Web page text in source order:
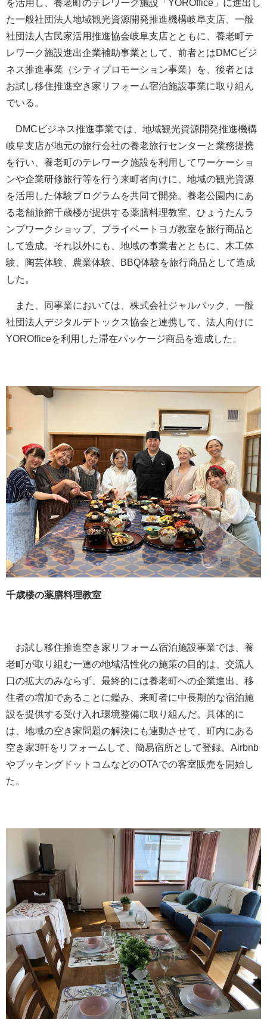
を活用し、養老町のテレワーク施設「YOROffice」に進出し
た一般社団法人地域観光資源開発推進機構岐阜支店、一般
社団法人古民家活用推進協会岐阜支店とともに、養老町テ
レワーク施設進出企業補助事業として、前者とはDMCビジ
ネス推進事業（シティプロモーション事業）を、後者とは
お試し移住推進空き家リフォーム宿泊施設事業に取り組ん
でいる。
DMCビジネス推進事業では、地域観光資源開発推進機構
岐阜支店が地元の旅行会社の養老旅行センターと業務提携
を行い、養老町のテレワーク施設を利用してワーケーショ
ンや企業研修旅行等を行う来町者向けに、地域の観光資源
を活用した体験プログラムを共同で開発。養老公園内にあ
る老舗旅館千歳楼が提供する薬膳料理教室、ひょうたんラ
ンプワークショップ、プライベートヨガ教室を旅行商品と
して造成。それ以外にも、地域の事業者とともに、木工体
験、陶芸体験、農業体験、BBQ体験を旅行商品として造成
した。
また、同事業においては、株式会社ジャルパック、一般
社団法人デジタルデトックス協会と連携して、法人向けに
YOROfficeを利用した滞在パッケージ商品を造成した。
千歳楼の薬膳料理教室
お試し移住推進空き家リフォーム宿泊施設事業では、養
老町が取り組む一連の地域活性化の施策の目的は、交流人
口の拡大のみならず、最終的には養老町への企業進出、移
住者の増加であることに鑑み、来町者に中長期的な宿泊施
設を提供する受け入れ環境整備に取り組んだ。具体的に
は、地域の空き家問題の解決にも連動させて、町内にある
空き家3軒をリフォームして、簡易宿所として登録。Airbnb
やブッキングドットコムなどのOTAでの客室販売を開始し
た。